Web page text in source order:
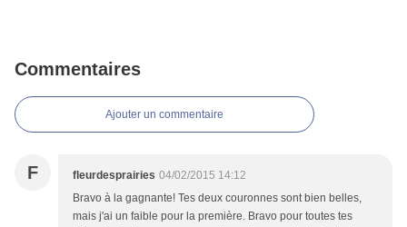
Commentaires
Ajouter un commentaire
F fleurdesprairies 04/02/2015 14:12
Bravo à la gagnante! Tes deux couronnes sont bien belles,
mais j'ai un faible pour la première. Bravo pour toutes tes